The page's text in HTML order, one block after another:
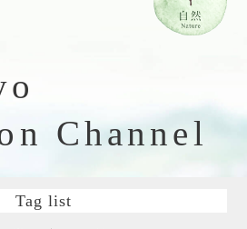
Channel
Tag list